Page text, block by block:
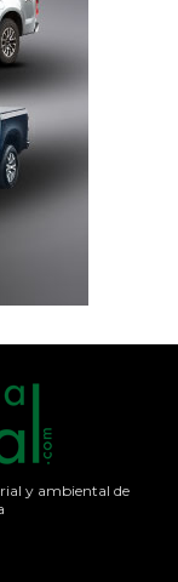
y ambiental de